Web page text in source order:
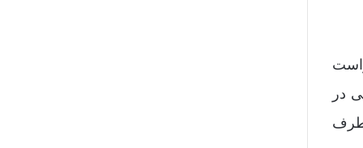
در
طرف